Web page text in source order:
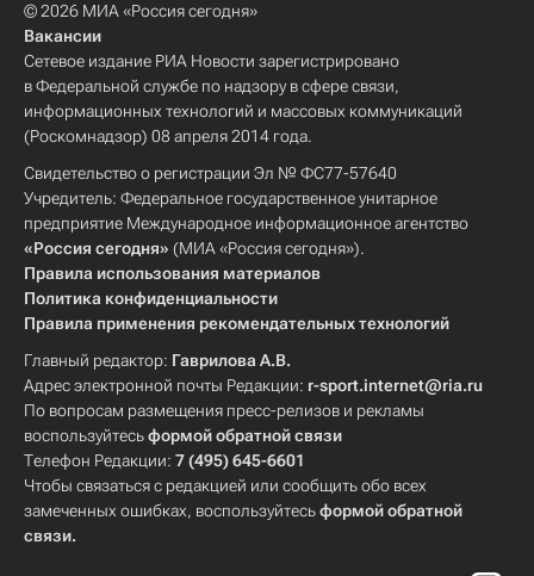
© 2026 МИА «Россия сегодня»
Вакансии
Сетевое издание РИА Новости зарегистрировано
в Федеральной службе по надзору в сфере связи,
информационных технологий и массовых коммуникаций
(Роскомнадзор) 08 апреля 2014 года.
Свидетельство о регистрации Эл № ФС77-57640
Учредитель: Федеральное государственное унитарное
предприятие Международное информационное агентство
«Россия сегодня» (МИА «Россия сегодня»).
Правила использования материалов
Политика конфиденциальности
Правила применения рекомендательных технологий
Главный редактор: Гаврилова А.В.
Адрес электронной почты Редакции: r-sport.internet@ria.ru
По вопросам размещения пресс-релизов и рекламы
воспользуйтесьформой обратной связи
Телефон Редакции: 7 (495) 645-6601
Чтобы связаться с редакцией или сообщить обо всех
замеченных ошибках, воспользуйтесьформой обратной
связи.